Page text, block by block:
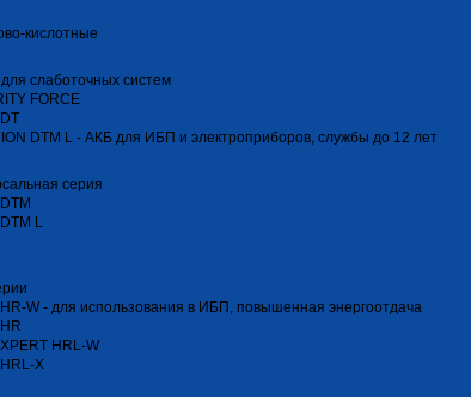
кислотные
слаботочных систем
FORCE
DTM L - АКБ для ИБП и электроприборов, службы до 12 лет
серия
L
HR-W - для использования в ИБП, повышенная энергоотдача
XPERT HRL-W
HRL-Х